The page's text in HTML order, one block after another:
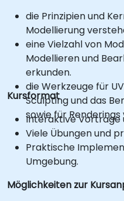
die Prinzipien und
Modellierung
eine Vielzahl von
Modellieren und
erkunden.
die Werkzeuge für
Sculpting und das
sowie für
Kursformat
Interaktive Vorträge
Viele Übungen und
Praktische
Umgebung.
Möglichkeiten zur